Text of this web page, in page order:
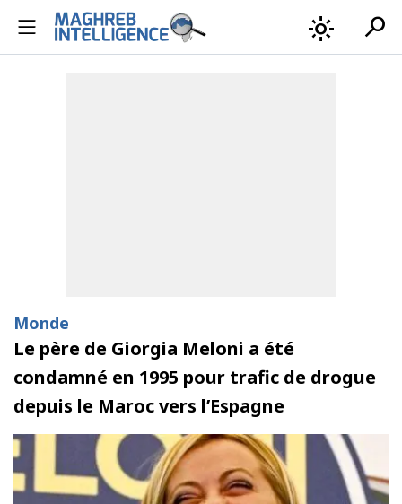
light_mode search
Monde
Le père de Giorgia Meloni a été
condamné en 1995 pour trafic de drogue
depuis le Maroc vers l’Espagne